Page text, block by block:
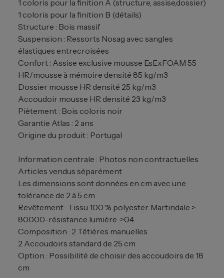
1 coloris pour la finition A (structure, assise,dossier)
1 coloris pour la finition B (détails)
Structure : Bois massif
Suspension : Ressorts Nosag avec sangles
élastiques entrecroisées
Confort : Assise exclusive mousse EsExFOAM 55
HR/mousse à mémoire densité 85 kg/m3
Dossier mousse HR densité 25 kg/m3
Accoudoir mousse HR densité 23 kg/m3
Piètement : Bois coloris noir
Garantie Atlas : 2 ans
Origine du produit : Portugal
Information centrale : Photos non contractuelles
Articles vendus séparément
Les dimensions sont données en cm avec une
tolérance de 2 à 5 cm
Revêtement : Tissu 100 % polyester. Martindale >
80000-résistance lumière :>04
Composition : 2 Têtières manuelles
2 Accoudoirs standard de 25 cm
Option : Possibilité de choisir des accoudoirs de 18
cm